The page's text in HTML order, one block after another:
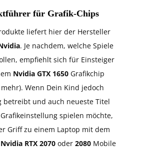
für Grafik-Chips
liefert hier der Hersteller
. Je nachdem, welche Spiele
empfiehlt sich für Einsteiger
Nvidia GTX 1650 Grafikchip
Wenn Dein Kind jedoch
betreibt und auch neueste Titel
spielen möchte,
Griff zu einem Laptop mit dem
Nvidia RTX 2070 oder 2080 Mobile